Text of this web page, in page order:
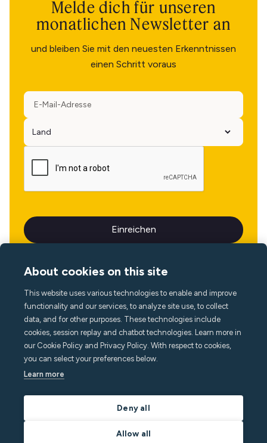
Melde dich für unseren
monatlichen Newsletter an
und bleiben Sie mit den neuesten Erkenntnissen
einen Schritt voraus
Sprache
About cookies on this site
This website uses various technologies to enable and improve
functionality and our services, to analyze site use, to collect
data, and for other purposes. These technologies include
cookies, session replay and chatbot technologies. Learn more in
our Cookie Policy and Privacy Policy. With respect to cookies,
you can select your preferences below.
Learn more
Deny all
Allow all